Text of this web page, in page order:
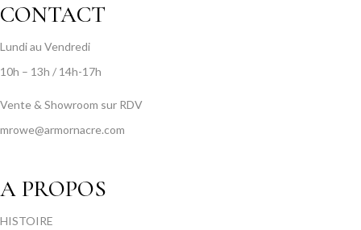
CONTACT
Lundi au Vendredi
10h – 13h / 14h-17h
Vente & Showroom sur RDV
mrowe@armornacre.com
A PROPOS
HISTOIRE